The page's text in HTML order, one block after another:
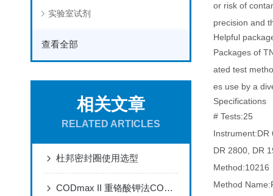
实验室试剂
查看全部
相关文章
RELATED ARTICLES
杜邦密封圈使用选型
CODmax II 重铬酸钾法COD分析仪器
or risk of
precision and
Helpful
Packages of
ated test
es use by a
Specifications
# Tests:25
Instrument:DR
DR 2800, DR
Method:10216
Method